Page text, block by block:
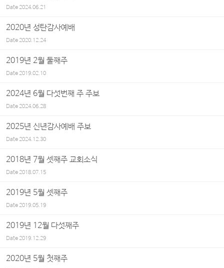
Date2024.06.21
2020년 성탄감사예배
Date2020.12.24
2019년 2월 둘째주
Date2019.02.10
2024년 6월 다섯번째 주 주보
Date2024.06.28
2025년 신년감사예배 주보
Date2024.12.30
2018년 7월 셋째주 교회소식
Date2018.07.15
2019년 5월 셋째주
Date2019.05.19
2019년 12월 다섯째주
Date2019.12.29
2020년 5월 첫째주